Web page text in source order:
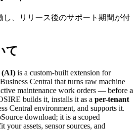
し、リリース後のサポート期間が付
て
(AI) is a custom-built extension for
Central that turns raw machine
maintenance work orders — before a
builds it, installs it as a per-tenant
Central environment, and supports it.
download; it is a scoped
your assets, sensor sources, and